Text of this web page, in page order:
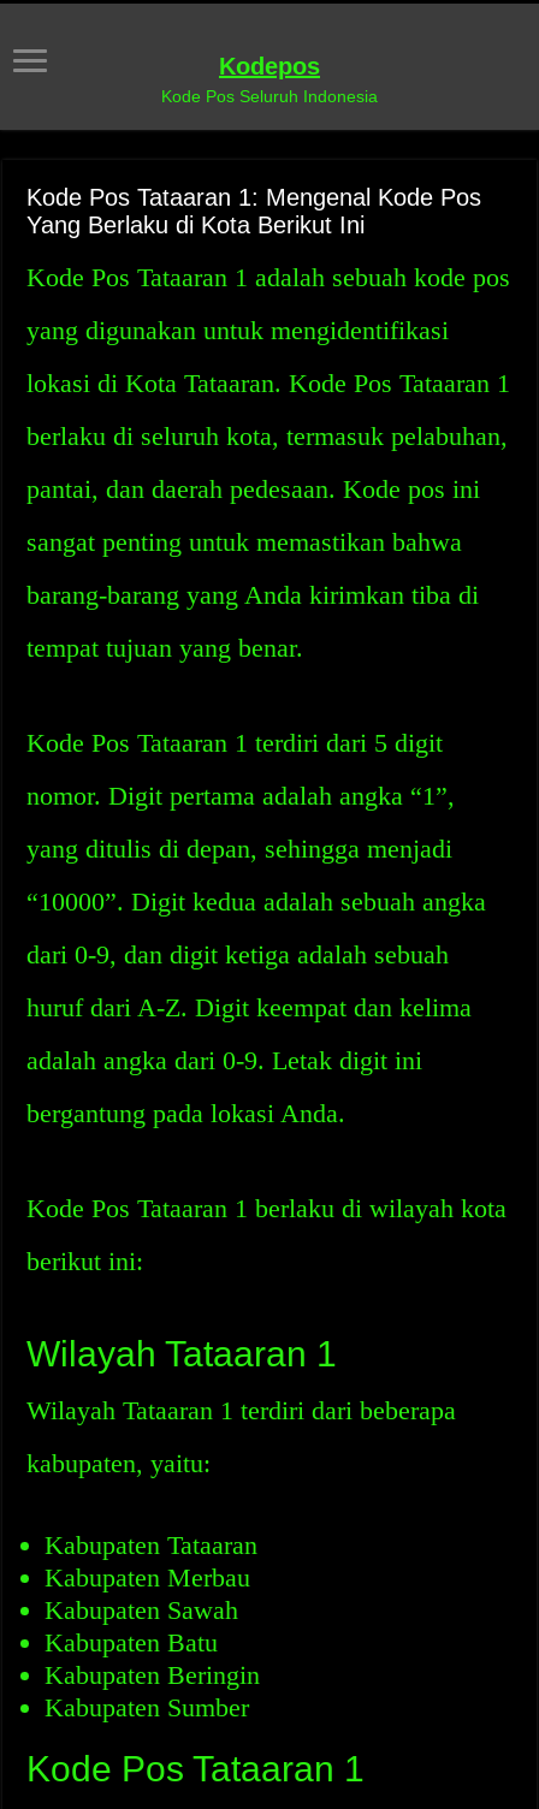
Kodepos
Kode Pos Seluruh Indonesia
Kode Pos Tataaran 1: Mengenal Kode Pos
Yang Berlaku di Kota Berikut Ini
Kode Pos Tataaran 1 adalah sebuah kode pos
yang digunakan untuk mengidentifikasi
lokasi di Kota Tataaran. Kode Pos Tataaran 1
berlaku di seluruh kota, termasuk pelabuhan,
pantai, dan daerah pedesaan. Kode pos ini
sangat penting untuk memastikan bahwa
barang-barang yang Anda kirimkan tiba di
tempat tujuan yang benar.
Kode Pos Tataaran 1 terdiri dari 5 digit
nomor. Digit pertama adalah angka “1”,
yang ditulis di depan, sehingga menjadi
“10000”. Digit kedua adalah sebuah angka
dari 0-9, dan digit ketiga adalah sebuah
huruf dari A-Z. Digit keempat dan kelima
adalah angka dari 0-9. Letak digit ini
bergantung pada lokasi Anda.
Kode Pos Tataaran 1 berlaku di wilayah kota
berikut ini:
Wilayah Tataaran 1
Wilayah Tataaran 1 terdiri dari beberapa
kabupaten, yaitu:
Kabupaten Tataaran
Kabupaten Merbau
Kabupaten Sawah
Kabupaten Batu
Kabupaten Beringin
Kabupaten Sumber
Kode Pos Tataaran 1